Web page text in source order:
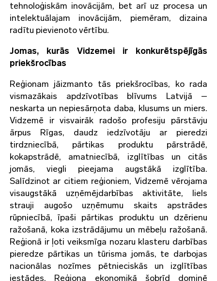
tehnoloģiskām inovācijām, bet arī uz procesa un
intelektuālajam inovācijām, piemēram, dizaina
radītu pievienoto vērtību.
Jomas, kurās Vidzemei ir konkurētspējīgās
priekšrocības
Reģionam jāizmanto tās priekšrocības, ko rada
vismazākais apdzīvotības blīvums Latvijā –
neskarta un nepiesārņota daba, klusums un miers.
Vidzemē ir visvairāk radošo profesiju pārstāvju
ārpus Rīgas, daudz iedzīvotāju ar pieredzi
tirdzniecībā, pārtikas produktu pārstrādē,
kokapstrādē, amatniecībā, izglītības un citās
jomās, viegli pieejama augstākā izglītība.
Salīdzinot ar citiem reģioniem, Vidzemē vērojama
visaugstākā uzņēmējdarbības aktivitāte, liels
strauji augošo uzņēmumu skaits apstrādes
rūpniecībā, īpaši pārtikas produktu un dzērienu
ražošanā, koka izstrādājumu un mēbeļu ražošanā.
Reģionā ir ļoti veiksmīga nozaru klasteru darbības
pieredze pārtikas un tūrisma jomās, te darbojas
nacionālas nozīmes pētnieciskās un izglītības
iestādes. Reģiona ekonomikā šobrīd dominē